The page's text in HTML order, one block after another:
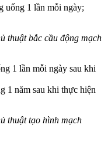
uống 1 lần mỗi ngày;
thuật bắc cầu động mạch
1 lần mỗi ngày sau khi
1 năm sau khi thực hiện
thuật tạo hình mạch